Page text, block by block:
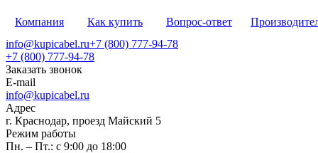
Компания Как купить Вопрос-ответ
info@kupicabel.ru+7 (800) 777-94-78
+7 (800) 777-94-78
Заказать звонок
E-mail
info@kupicabel.ru
Адрес
г. Краснодар, проезд Майский 5
Режим работы
Пн. – Пт.: с 9:00 до 18:00